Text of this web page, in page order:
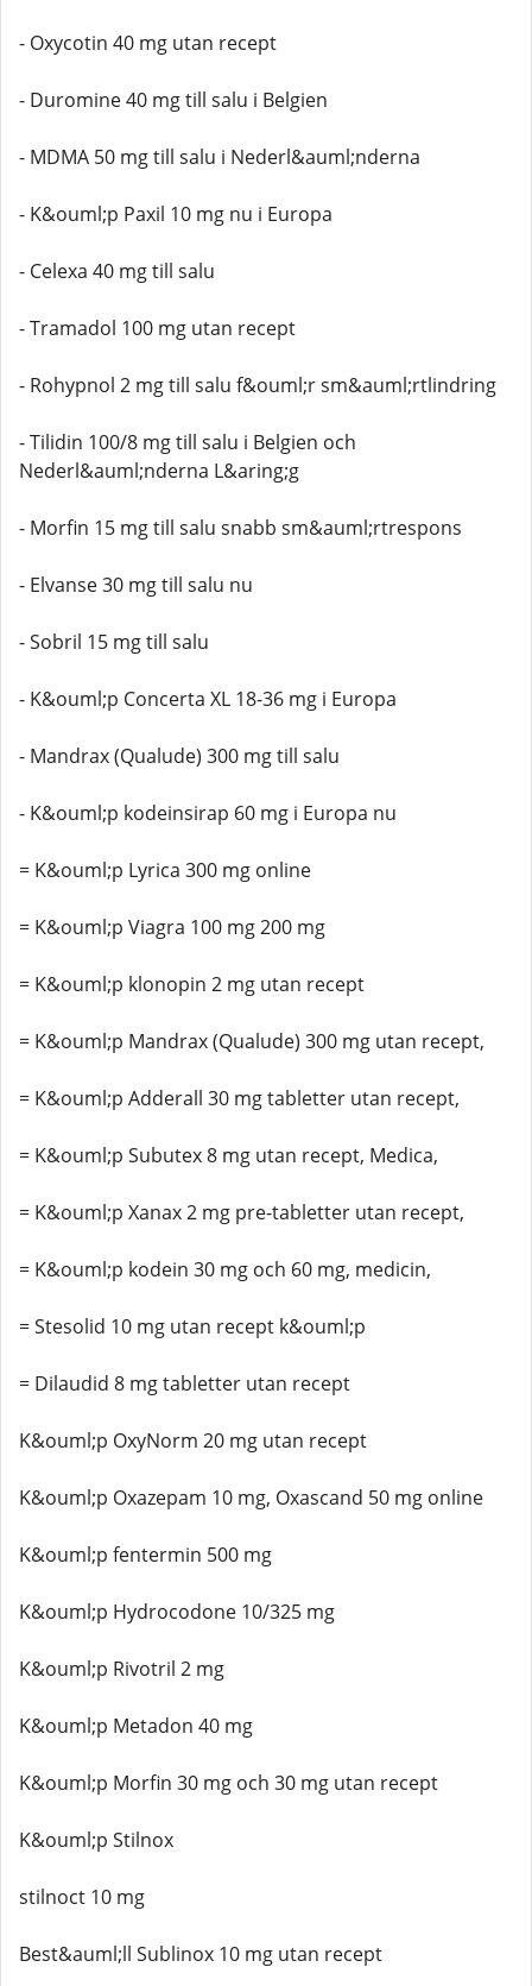
- Oxycotin 40 mg utan recept
- Duromine 40 mg till salu i Belgien
- MDMA 50 mg till salu i Nederl&auml;nderna
- K&ouml;p Paxil 10 mg nu i Europa
- Celexa 40 mg till salu
- Tramadol 100 mg utan recept
- Rohypnol 2 mg till salu f&ouml;r sm&auml;rtlindring
- Tilidin 100/8 mg till salu i Belgien och
Nederl&auml;nderna L&aring;g
- Morfin 15 mg till salu snabb sm&auml;rtrespons
- Elvanse 30 mg till salu nu
- Sobril 15 mg till salu
- K&ouml;p Concerta XL 18-36 mg i Europa
- Mandrax (Qualude) 300 mg till salu
- K&ouml;p kodeinsirap 60 mg i Europa nu
= K&ouml;p Lyrica 300 mg online
= K&ouml;p Viagra 100 mg 200 mg
= K&ouml;p klonopin 2 mg utan recept
= K&ouml;p Mandrax (Qualude) 300 mg utan recept,
= K&ouml;p Adderall 30 mg tabletter utan recept,
= K&ouml;p Subutex 8 mg utan recept, Medica,
= K&ouml;p Xanax 2 mg pre-tabletter utan recept,
= K&ouml;p kodein 30 mg och 60 mg, medicin,
= Stesolid 10 mg utan recept k&ouml;p
= Dilaudid 8 mg tabletter utan recept
K&ouml;p OxyNorm 20 mg utan recept
K&ouml;p Oxazepam 10 mg, Oxascand 50 mg online
K&ouml;p fentermin 500 mg
K&ouml;p Hydrocodone 10/325 mg
K&ouml;p Rivotril 2 mg
K&ouml;p Metadon 40 mg
K&ouml;p Morfin 30 mg och 30 mg utan recept
K&ouml;p Stilnox
stilnoct 10 mg
Best&auml;ll Sublinox 10 mg utan recept